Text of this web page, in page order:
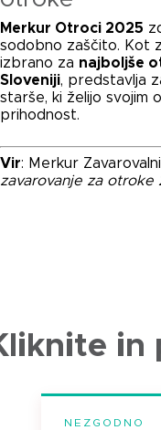
Merkur Otroci 2025
sodobno zaščito. Kot
izbrano za najboljše
Sloveniji, predstavlja
starše, ki želijo svojim
prihodnost.
Vir: Merkur
zavarovanje za otroke
in
NEZGODNO